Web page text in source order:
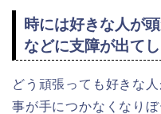
時には好きな人が
などに支障が出て
どう頑張っても好きな
事が手につかなくなり